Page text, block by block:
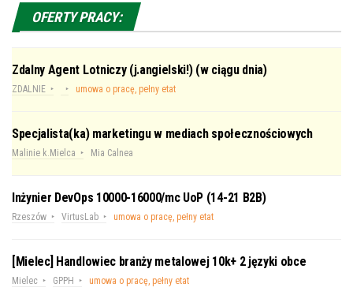
OFERTY PRACY:
Zdalny Agent Lotniczy (j.angielski!) (w ciągu dnia)
ZDALNIE umowa o pracę, pełny etat
Specjalista(ka) marketingu w mediach społecznościowych
Malinie k.Mielca Mia Calnea
Inżynier DevOps 10000-16000/mc UoP (14-21 B2B)
Rzeszów VirtusLab umowa o pracę, pełny etat
[Mielec] Handlowiec branży metalowej 10k+ 2 języki obce
Mielec GPPH umowa o pracę, pełny etat